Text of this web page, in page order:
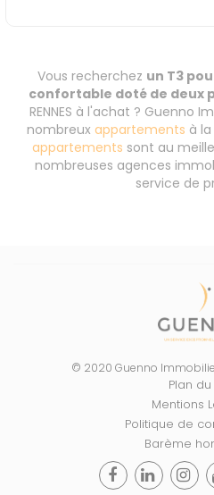
Vous recherchez un T3
confortable doté de deux
RENNES à l'achat ? Guenno
nombreux appartements à la
appartements sont au
nombreuses agences
service de
© 2020 Guenno
Plan
Mentions
Politique de
Barème